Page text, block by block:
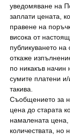
уведомяване на
заплати цената,
правене на
висока от
публикуването
откаже
по никакъв начин
сумите платени
такива.
Съобщението за
цена до старата
намалената цена,
количествата, но